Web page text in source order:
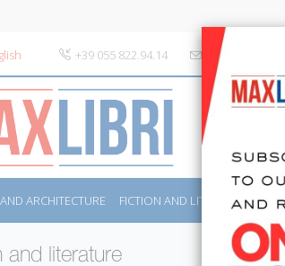
+39 055 822.94.14 info@maxlibri.it
ARCHITECTURE FICTION AND LITERATURE
and literature